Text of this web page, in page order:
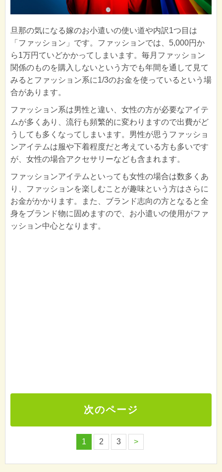
旦那の気になる嫁のお小遣いの使い道や内訳1つ目は
「ファッション」です。ファッションでは、5,000円か
ら1万円ていどかかってしまいます。毎月ファッション
関係のものを購入しないという方でも年間を通して見て
みるとファッション系に1/3のお金を使っているという場
合があります。
ファッション系は男性と違い、女性の方が必要なアイテ
ムが多くあり、流行も頻繁的に変わりますので出費がど
うしても多くなってしまいます。男性が思うファッショ
ンアイテムは服や下着程度だと考えている方も多いです
が、女性の場合アクセサリーなども含まれます。
ファッションアイテムといっても女性の場合は数多くあ
り、ファッションを楽しむことが趣味という方はさらに
お金がかかります。また、ブランド志向の方となると全
身をブランド物に固めますので、お小遣いの使用がファ
ッション中心となります。
次のページ
1 2 3 >